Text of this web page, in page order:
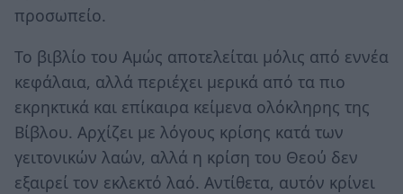
προσωπείο.
Το βιβλίο του Αμώς αποτελείται μόλις από εννέα
κεφάλαια, αλλά περιέχει μερικά από τα πιο
εκρηκτικά και επίκαιρα κείμενα ολόκληρης της
Βίβλου. Αρχίζει με λόγους κρίσης κατά των
γειτονικών λαών, αλλά η κρίση του Θεού δεν
εξαιρεί τον εκλεκτό λαό. Αντίθετα, αυτόν κρίνει